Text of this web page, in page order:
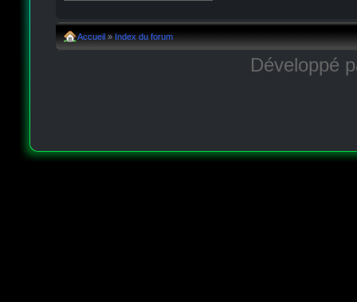
Accueil » Index du forum
Développé